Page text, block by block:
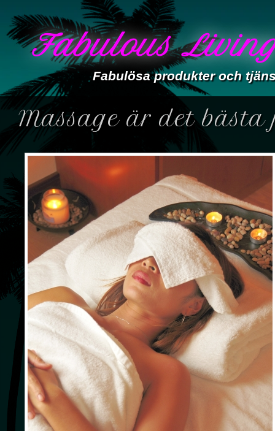
Fabulous
Fabulösa produkter och
Massage är det bästa